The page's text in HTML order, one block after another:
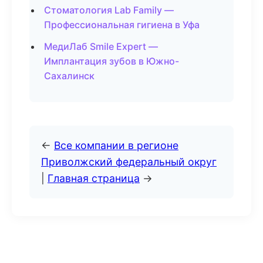
Стоматология Lab Family —
Профессиональная гигиена в Уфа
МедиЛаб Smile Expert —
Имплантация зубов в Южно-
Сахалинск
← Все компании в регионе
Приволжский федеральный округ
Главная страница →